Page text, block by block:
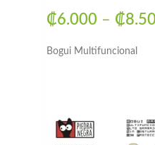
₡6.000 – ₡
Bogui Multifuncional